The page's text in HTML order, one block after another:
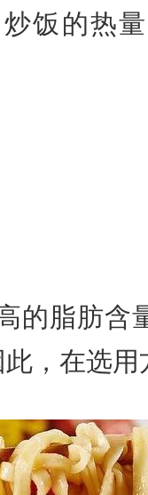
饭的热
的脂肪含
此，在选